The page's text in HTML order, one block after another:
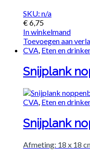
SKU: n/a
€6,75
In winkelmand
Toevoegen aan
CVA, Eten en
Snijplank
CVA, Eten en
Snijplank
Afmeting: 18 x 18